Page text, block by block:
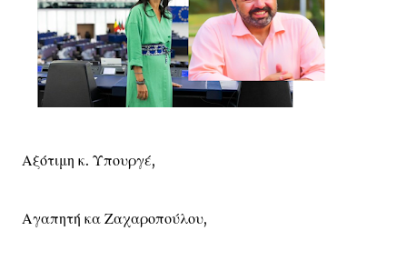
Αξότιμη κ. Υπουργέ,
Αγαπητή κα Ζαχαροπούλου,